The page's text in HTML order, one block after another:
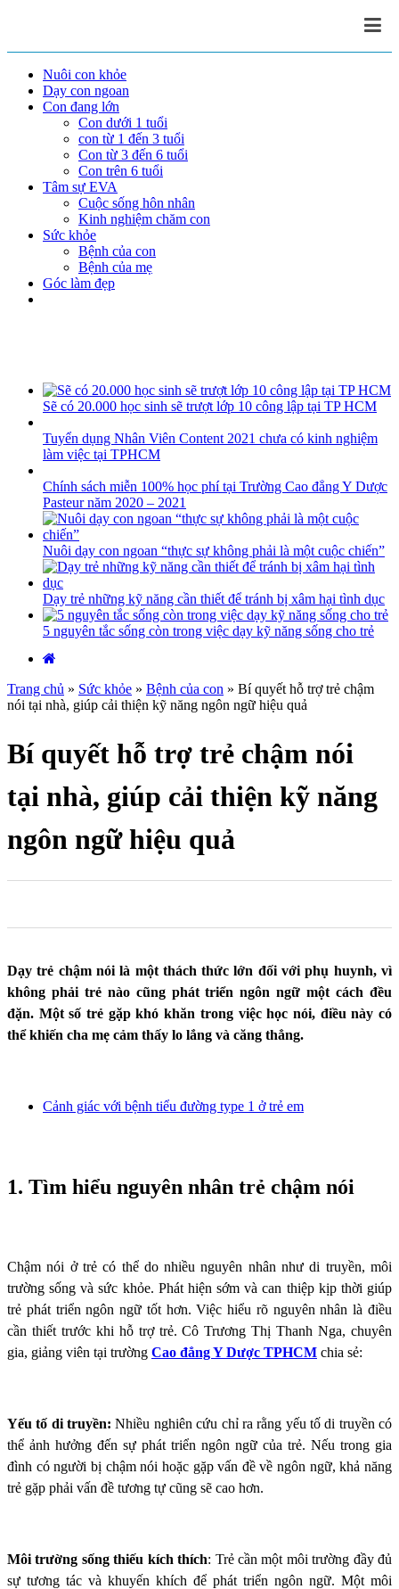
Nuôi con khỏe
Dạy con ngoan
Con đang lớn
Con dưới 1 tuổi
con từ 1 đến 3 tuổi
Con từ 3 đến 6 tuổi
Con trên 6 tuổi
Tâm sự EVA
Cuộc sống hôn nhân
Kinh nghiệm chăm con
Sức khỏe
Bệnh của con
Bệnh của mẹ
Góc làm đẹp
Sẽ có 20.000 học sinh sẽ trượt lớp 10 công lập tại TP HCM
Tuyển dụng Nhân Viên Content 2021 chưa có kinh nghiệm
làm việc tại TPHCM
Chính sách miễn 100% học phí tại Trường Cao đẳng Y Dược
Pasteur năm 2020 – 2021
Nuôi dạy con ngoan “thực sự không phải là một cuộc chiến”
Dạy trẻ những kỹ năng cần thiết để tránh bị xâm hại tình dục
5 nguyên tắc sống còn trong việc dạy kỹ năng sống cho trẻ
Trang chủ » Sức khỏe » Bệnh của con » Bí quyết hỗ trợ trẻ chậm
nói tại nhà, giúp cải thiện kỹ năng ngôn ngữ hiệu quả
Bí quyết hỗ trợ trẻ chậm nói
tại nhà, giúp cải thiện kỹ năng
ngôn ngữ hiệu quả
Dạy trẻ chậm nói là một thách thức lớn đối với phụ huynh, vì
không phải trẻ nào cũng phát triển ngôn ngữ một cách đều
đặn. Một số trẻ gặp khó khăn trong việc học nói, điều này có
thể khiến cha mẹ cảm thấy lo lắng và căng thẳng.
Cảnh giác với bệnh tiểu đường type 1 ở trẻ em
1. Tìm hiểu nguyên nhân trẻ chậm nói
Chậm nói ở trẻ có thể do nhiều nguyên nhân như di truyền, môi
trường sống và sức khỏe. Phát hiện sớm và can thiệp kịp thời giúp
trẻ phát triển ngôn ngữ tốt hơn. Việc hiểu rõ nguyên nhân là điều
cần thiết trước khi hỗ trợ trẻ. Cô Trương Thị Thanh Nga, chuyên
gia, giảng viên tại trường Cao đẳng Y Dược TPHCM chia sẻ:
Yếu tố di truyền: Nhiều nghiên cứu chỉ ra rằng yếu tố di truyền có
thể ảnh hưởng đến sự phát triển ngôn ngữ của trẻ. Nếu trong gia
đình có người bị chậm nói hoặc gặp vấn đề về ngôn ngữ, khả năng
trẻ gặp phải vấn đề tương tự cũng sẽ cao hơn.
Môi trường sống thiếu kích thích: Trẻ cần một môi trường đầy đủ
sự tương tác và khuyến khích để phát triển ngôn ngữ. Một môi